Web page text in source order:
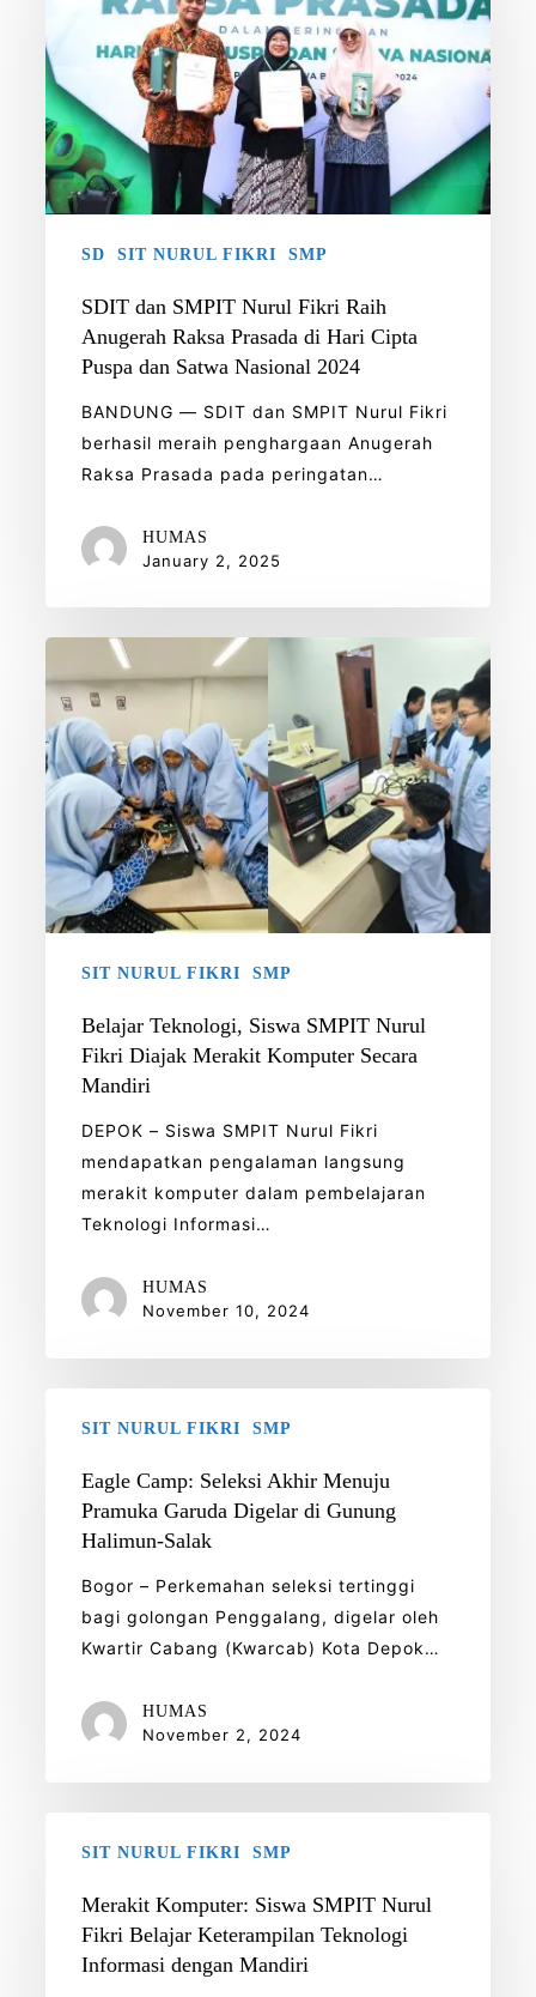
Fikri
Raih
Anugerah
Raksa
Prasada
di
Puspa
Satwa
SD SIT NURUL FIKRI SMP
SDIT dan SMPIT Nurul Fikri Raih
Anugerah Raksa Prasada di Hari Cipta
Puspa dan Satwa Nasional 2024
BANDUNG — SDIT dan SMPIT Nurul Fikri
berhasil meraih penghargaan Anugerah
Raksa Prasada pada peringatan…
HUMAS
January 2, 2025
Teknologi,
Siswa
SMPIT
Nurul
Fikri
Diajak
Merakit
Komputer
Secara
Mandiri
SIT NURUL FIKRI SMP
Belajar Teknologi, Siswa SMPIT Nurul
Fikri Diajak Merakit Komputer Secara
Mandiri
DEPOK – Siswa SMPIT Nurul Fikri
mendapatkan pengalaman langsung
merakit komputer dalam pembelajaran
Teknologi Informasi…
HUMAS
November 10, 2024
Camp:
Garuda
Digelar
Halimun-
Salak
SIT NURUL FIKRI SMP
Eagle Camp: Seleksi Akhir Menuju
Pramuka Garuda Digelar di Gunung
Halimun-Salak
Bogor – Perkemahan seleksi tertinggi
bagi golongan Penggalang, digelar oleh
Kwartir Cabang (Kwarcab) Kota Depok…
HUMAS
November 2, 2024
Komputer:
SIT NURUL FIKRI SMP
Merakit Komputer: Siswa SMPIT Nurul
Fikri Belajar Keterampilan Teknologi
Informasi dengan Mandiri